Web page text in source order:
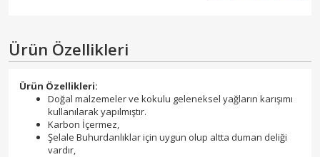
Ürün Özellikleri
Ürün Özellikleri:
Doğal malzemeler ve kokulu geleneksel yağların karışımı
kullanılarak yapılmıştır.
Karbon İçermez,
Şelale Buhurdanlıklar için uygun olup altta duman deliği
vardır,